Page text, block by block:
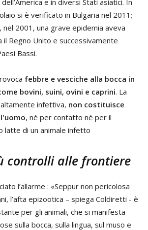
si è verificato in Bulgaria nel 2011;
2001, una grave epidemia aveva
il Regno Unito e successivamente
Bassi.
febbre e vesciche alla bocca in
bovini, suini, ovini e caprini. La
infettiva, non costituisce
, né per contatto né per il
latte di un animale infetto
controlli alle frontiere
l’allarme : «Seppur non pericolosa
l’afta epizootica – spiega Coldiretti - è
per gli animali, che si manifesta
sulla bocca, sulla lingua, sul muso e